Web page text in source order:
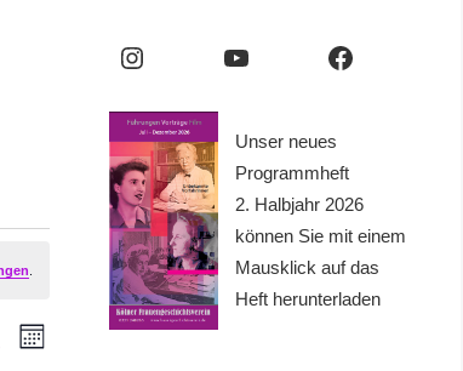
Veranstaltung
MONAT
Instagram YouTube Facebook
Unser neues
Programmheft
2. Halbjahr 2026
können Sie mit einem
Mausklick auf das
Heft herunterladen